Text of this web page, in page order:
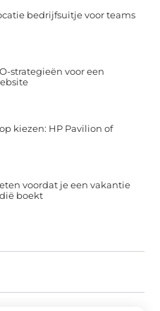
bedrijfsuitje voor teams
strategieën voor een
kiezen: HP Pavilion of
voordat je een vakantie
boekt